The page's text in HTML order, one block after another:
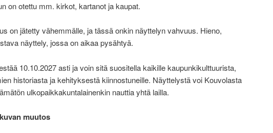
on otettu mm. kirkot, kartanot ja kaupat.
on jätetty vähemmälle, ja tässä onkin näyttelyn vahvuus. Hieno,
näyttely, jossa on aikaa pysähtyä.
10.10.2027 asti ja voin sitä suositella kaikille kaupunkikulttuurista,
historiasta ja kehityksestä kiinnostuneille. Näyttelystä voi Kouvolasta
ulkopaikkakuntalainenkin nauttia yhtä lailla.
muutos